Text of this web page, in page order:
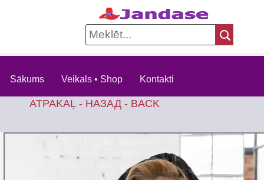
Sākums Veikals • Shop Kontakti
ATPAKAĻ - НАЗАД - BACK